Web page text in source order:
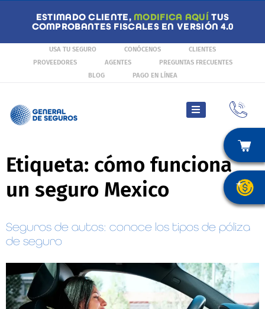
ESTIMADO CLIENTE, MODIFICA AQUÍ TUS
COMPROBANTES FISCALES EN VERSIÓN 4.0
USA TU SEGURO CONÓCENOS
CLIENTES
PROVEEDORES
AGENTES
PREGUNTAS FRECUENTES
BLOG
PAGO EN LÍNEA
Etiqueta: cómo funciona
un seguro Mexico
Seguros de autos: conoce los tipos de póliza
de seguro